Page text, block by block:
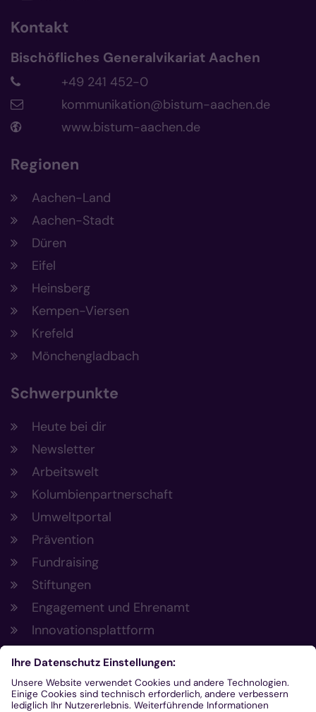
Kontakt
Bischöfliches Generalvikariat Aachen
+49 241 452-0
kommunikation@bistum-aachen.de
www.bistum-aachen.de
Regionen
Aachen-Land
Aachen-Stadt
Düren
Eifel
Heinsberg
Kempen-Viersen
Krefeld
Mönchengladbach
Schwerpunkte
Heute bei dir
Newsletter
Arbeitswelt
Kolumbienpartnerschaft
Umweltportal
Prävention
Fundraising
Stiftungen
Engagement und Ehrenamt
Innovationsplattform
Aus der Plattform
Nachrichten